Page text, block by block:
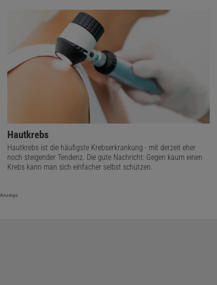
Hautkrebs
Hautkrebs ist die häufigste Krebserkrankung - mit derzeit eher
noch steigender Tendenz. Die gute Nachricht: Gegen kaum einen
Krebs kann man sich einfacher selbst schützen.
Anzeige